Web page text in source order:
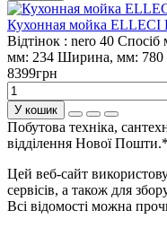
Кухонная мойка ELLECI
Відтінок : nero 40 Спосіб
мм: 234 Ширина, мм: 780
8399грн
У кошик
Побутова техніка,
відділення Нової Пошти.*
Цей веб-сайт
сервісів, а також для
Всі відомості можна